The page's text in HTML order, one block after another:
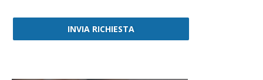
INVIA RICHIESTA